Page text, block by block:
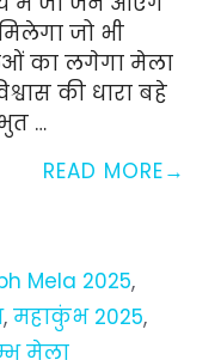
जो भी
का लगेगा मेला
की धारा बहे
…
READ MORE
Mela 2025,
, महाकुंभ 2025,
मेला